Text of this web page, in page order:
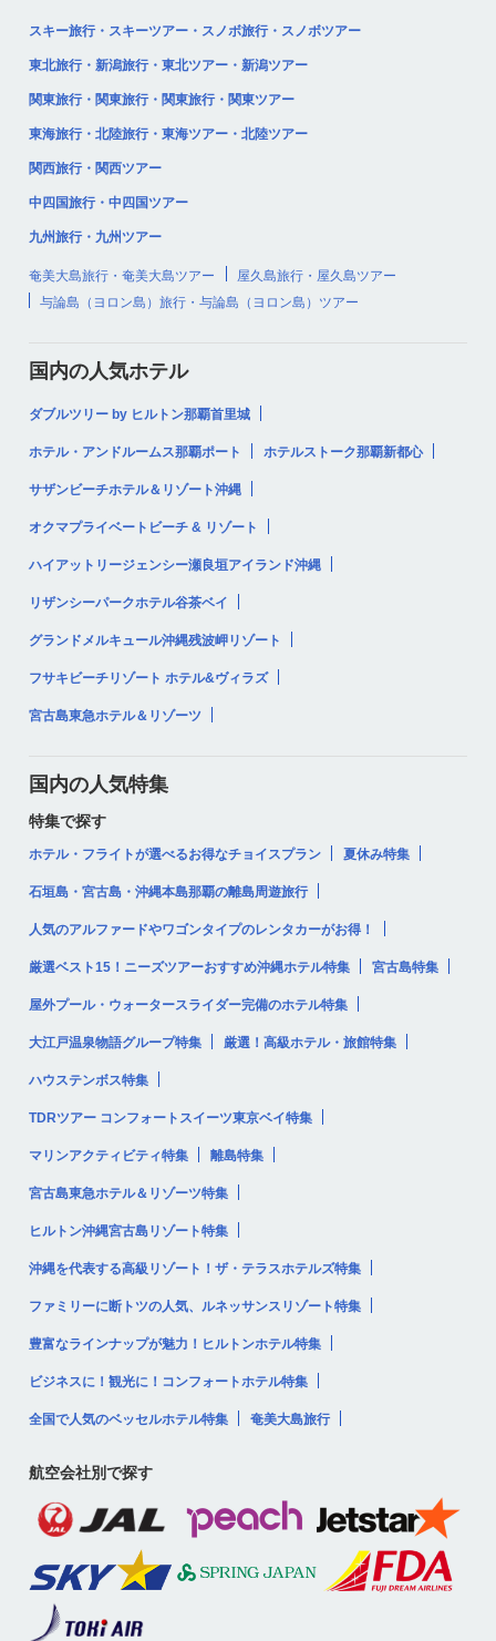
スキー旅行・スキーツアー・スノボ旅行・スノボツアー
東北旅行・新潟旅行・東北ツアー・新潟ツアー
関東旅行・関東旅行・関東旅行・関東ツアー
東海旅行・北陸旅行・東海ツアー・北陸ツアー
関西旅行・関西ツアー
中四国旅行・中四国ツアー
九州旅行・九州ツアー
奄美大島旅行・奄美大島ツアー
屋久島旅行・屋久島ツアー
与論島（ヨロン島）旅行・与論島（ヨロン島）ツアー
国内の人気ホテル
ダブルツリー by ヒルトン那覇首里城
ホテル・アンドルームス那覇ポート ホテルストーク那覇新都心
サザンビーチホテル＆リゾート沖縄
オクマプライベートビーチ & リゾート
ハイアットリージェンシー瀬良垣アイランド沖縄
リザンシーパークホテル谷茶ベイ
グランドメルキュール沖縄残波岬リゾート
フサキビーチリゾート ホテル&ヴィラズ
宮古島東急ホテル＆リゾーツ
国内の人気特集
特集で探す
ホテル・フライトが選べるお得なチョイスプラン 夏休み特集
石垣島・宮古島・沖縄本島那覇の離島周遊旅行
人気のアルファードやワゴンタイプのレンタカーがお得！
厳選ベスト15！ニーズツアーおすすめ沖縄ホテル特集 宮古島特集
屋外プール・ウォータースライダー完備のホテル特集
大江戸温泉物語グループ特集 厳選！高級ホテル・旅館特集
ハウステンボス特集
TDRツアー コンフォートスイーツ東京ベイ特集
マリンアクティビティ特集 離島特集
宮古島東急ホテル＆リゾーツ特集
ヒルトン沖縄宮古島リゾート特集
沖縄を代表する高級リゾート！ザ・テラスホテルズ特集
ファミリーに断トツの人気、ルネッサンスリゾート特集
豊富なラインナップが魅力！ヒルトンホテル特集
ビジネスに！観光に！コンフォートホテル特集
全国で人気のベッセルホテル特集 奄美大島旅行
航空会社別で探す